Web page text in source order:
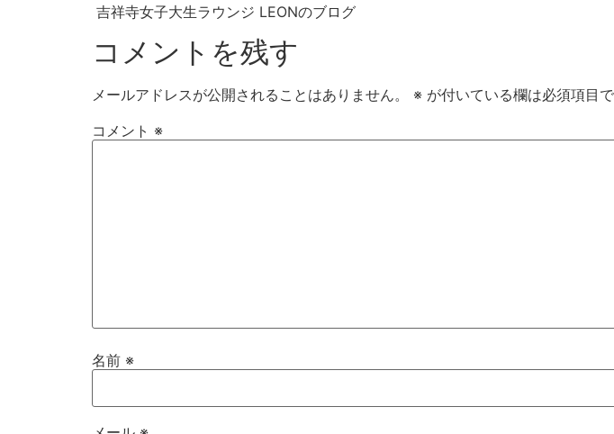
吉祥寺女子大生ラウンジ LEONのブログ
コメントを残す
メールアドレスが公開されることはありません。 ※ が付いている欄は必須項目
コメント ※
名前 ※